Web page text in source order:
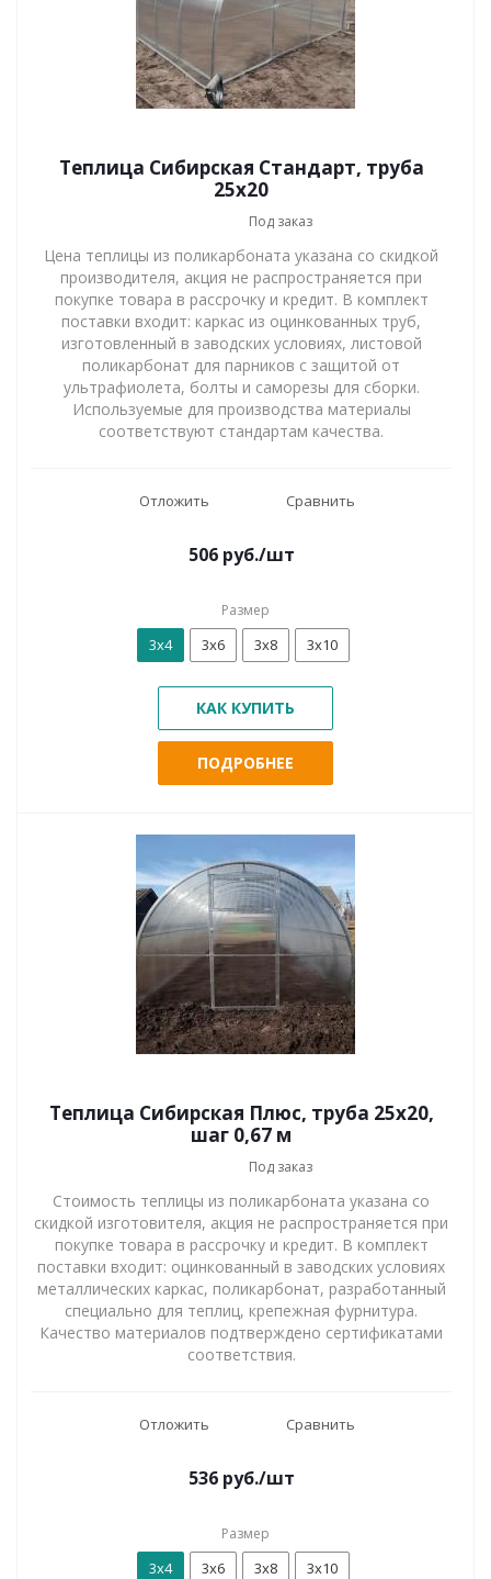
Теплица Сибирская Стандарт, труба
25х20
Под заказ
Цена теплицы из поликарбоната указана со скидкой
производителя, акция не распространяется при
покупке товара в рассрочку и кредит. В комплект
поставки входит: каркас из оцинкованных труб,
изготовленный в заводских условиях, листовой
поликарбонат для парников с защитой от
ультрафиолета, болты и саморезы для сборки.
Используемые для производства материалы
соответствуют стандартам качества.
Отложить Сравнить
506 руб./шт
Размер
3х4 3х6 3х8 3х10
КАК КУПИТЬ
ПОДРОБНЕЕ
Теплица Сибирская Плюс, труба 25х20,
шаг 0,67 м
Под заказ
Стоимость теплицы из поликарбоната указана со
скидкой изготовителя, акция не распространяется при
покупке товара в рассрочку и кредит. В комплект
поставки входит: оцинкованный в заводских условиях
металлических каркас, поликарбонат, разработанный
специально для теплиц, крепежная фурнитура.
Качество материалов подтверждено сертификатами
соответствия.
Отложить Сравнить
536 руб./шт
Размер
3х4 3х6 3х8 3х10